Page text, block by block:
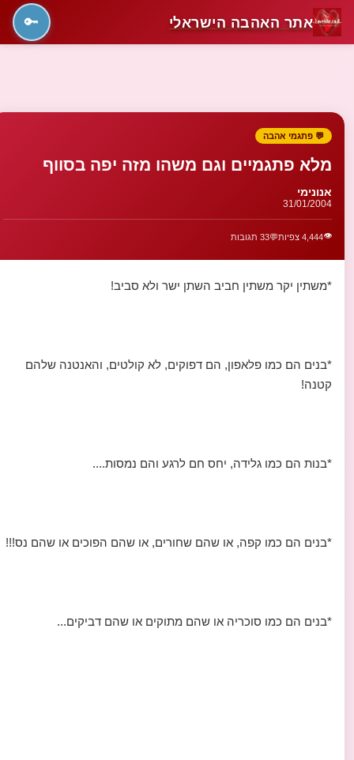
אתר האהבה הישראלי 🔑
💬 פתגמי אהבה
מלא פתגמיים וגם משהו מזה יפה בסווף
אנונימי
31/01/2004
👁️4,444 צפיות 💬33 תגובות
*משתין יקר משתין חביב השתן ישר ולא סביב!
*בנים הם כמו פלאפון, הם דפוקים, לא קולטים, והאנטנה שלהם
קטנה!
*בנות הם כמו גלידה, יחס חם לרגע והם נמסות....
*בנים הם כמו קפה, או שהם שחורים, או שהם הפוכים או שהם נס!!!
*בנים הם כמו סוכריה או שהם מתוקים או שהם דביקים...